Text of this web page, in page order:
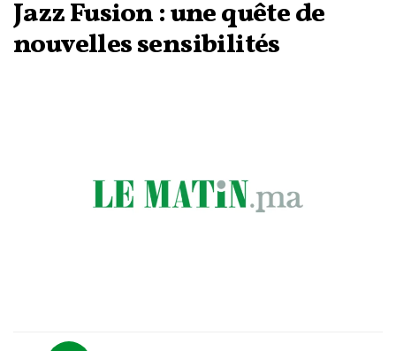
Jazz Fusion : une quête de
nouvelles sensibilités